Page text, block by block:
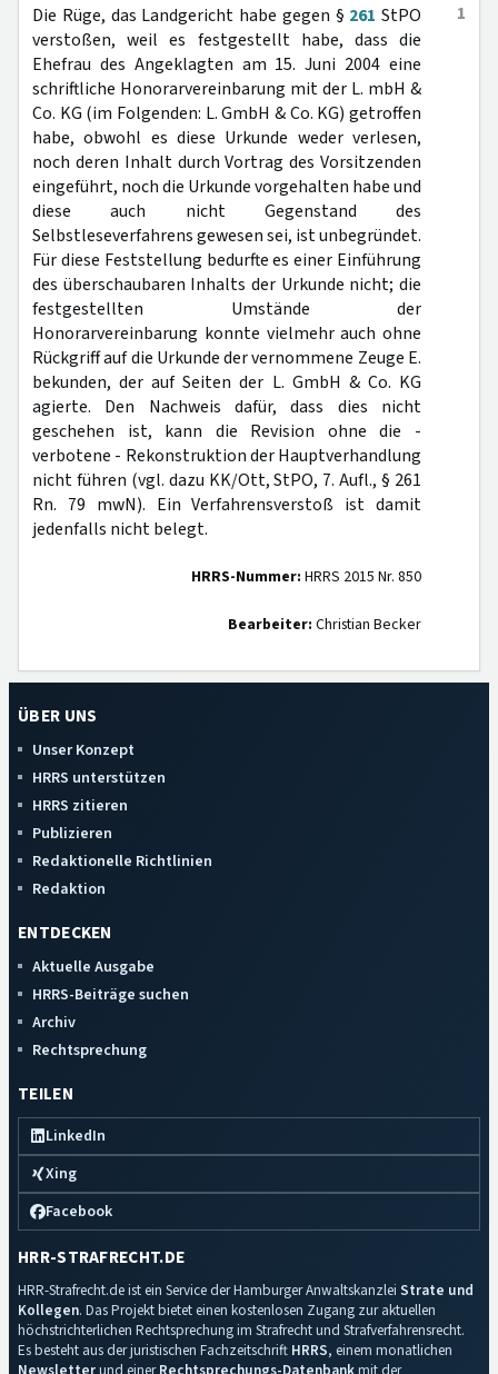
1
Die Rüge, das Landgericht habe gegen § 261 StPO
verstoßen, weil es festgestellt habe, dass die
Ehefrau des Angeklagten am 15. Juni 2004 eine
schriftliche Honorarvereinbarung mit der L. mbH &
Co. KG (im Folgenden: L. GmbH & Co. KG) getroffen
habe, obwohl es diese Urkunde weder verlesen,
noch deren Inhalt durch Vortrag des Vorsitzenden
eingeführt, noch die Urkunde vorgehalten habe und
diese auch nicht Gegenstand des
Selbstleseverfahrens gewesen sei, ist unbegründet.
Für diese Feststellung bedurfte es einer Einführung
des überschaubaren Inhalts der Urkunde nicht; die
festgestellten Umstände der
Honorarvereinbarung konnte vielmehr auch ohne
Rückgriff auf die Urkunde der vernommene Zeuge E.
bekunden, der auf Seiten der L. GmbH & Co. KG
agierte. Den Nachweis dafür, dass dies nicht
geschehen ist, kann die Revision ohne die -
verbotene - Rekonstruktion der Hauptverhandlung
nicht führen (vgl. dazu KK/Ott, StPO, 7. Aufl., § 261
Rn. 79 mwN). Ein Verfahrensverstoß ist damit
jedenfalls nicht belegt.
HRRS-Nummer: HRRS 2015 Nr. 850
Bearbeiter: Christian Becker
ÜBER UNS
Unser Konzept
HRRS unterstützen
HRRS zitieren
Publizieren
Redaktionelle Richtlinien
Redaktion
ENTDECKEN
Aktuelle Ausgabe
HRRS-Beiträge suchen
Archiv
Rechtsprechung
TEILEN
LinkedIn
Xing
Facebook
HRR-STRAFRECHT.DE
HRR-Strafrecht.de ist ein Service der Hamburger Anwaltskanzlei Strate und
Kollegen. Das Projekt bietet einen kostenlosen Zugang zur aktuellen
höchstrichterlichen Rechtsprechung im Strafrecht und Strafverfahrensrecht.
Es besteht aus der juristischen Fachzeitschrift HRRS, einem monatlichen